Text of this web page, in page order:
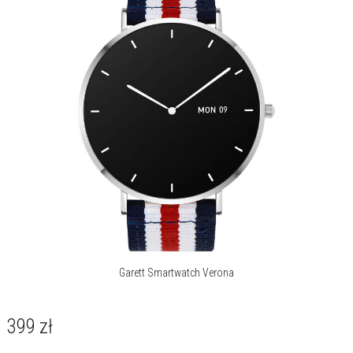
Stoper/Minutnik/Alarm: Tak
Tak
Wyszukiwanie telefonu:
Tak
Badminton, Golf, Joga, Koszykówka,
Piłka nożna, Rolki, Rower, Skakanka,
Wspinaczka, Spacer, Wędrówki piesze,
Garett Smartwatch Verona
399 zł